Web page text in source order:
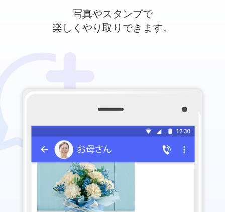
写真やスタンプで
楽しくやり取りできます。